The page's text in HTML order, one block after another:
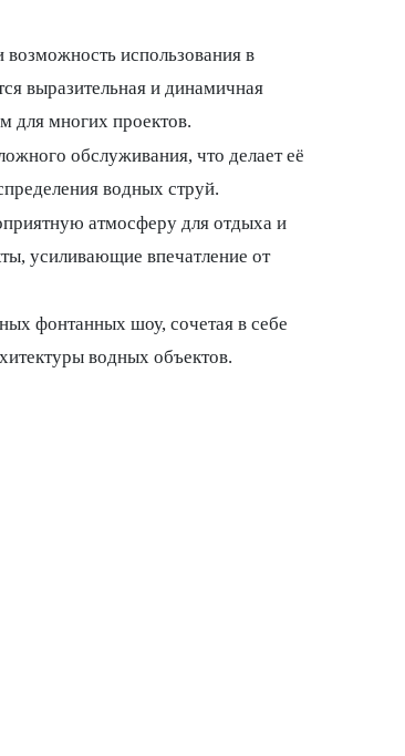
использования в
выразительная и динамичная
для многих проектов.
обслуживания, что делает её
водных струй.
атмосферу для отдыха и
усиливающие впечатление от
фонтанных шоу, сочетая в себе
водных объектов.